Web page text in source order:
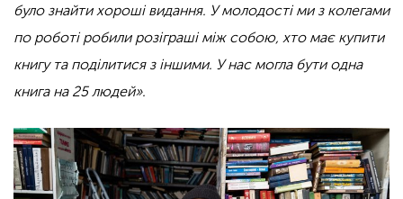
було знайти хороші видання. У молодості ми з колегами
по роботі робили розіграші між собою, хто має купити
книгу та поділитися з іншими. У нас могла бути одна
книга на 25 людей».